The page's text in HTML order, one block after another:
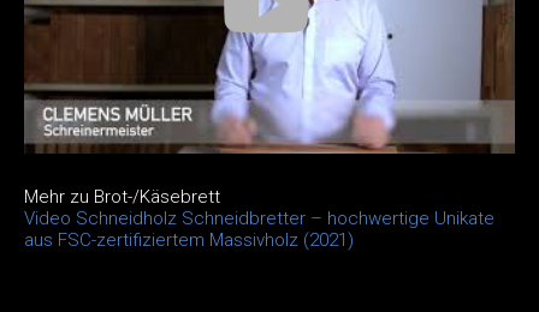
Mehr zu Brot-/Käsebrett
Video Schneidholz Schneidbretter – hochwertige Unikate
aus FSC-zertifiziertem Massivholz (2021)